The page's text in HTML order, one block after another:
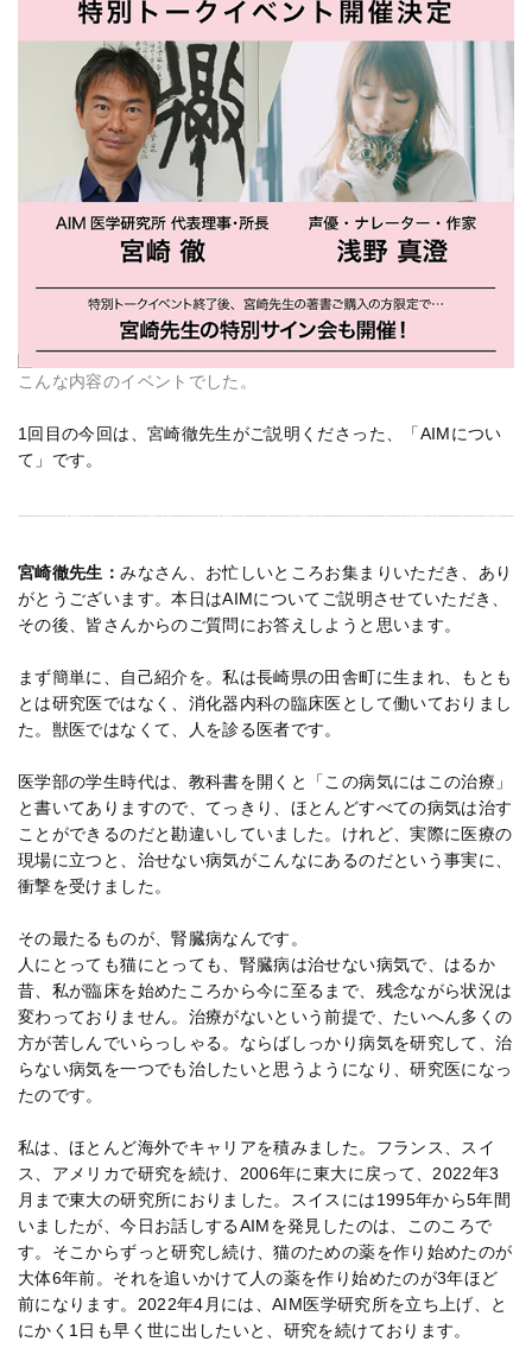
こんな内容のイベントでした。
1回目の今回は、宮崎徹先生がご説明くださった、「AIMについ
て」です。
宮崎徹先生：みなさん、お忙しいところお集まりいただき、あり
がとうございます。本日はAIMについてご説明させていただき、
その後、皆さんからのご質問にお答えしようと思います。
まず簡単に、自己紹介を。私は長崎県の田舎町に生まれ、もとも
とは研究医ではなく、消化器内科の臨床医として働いておりまし
た。獣医ではなくて、人を診る医者です。
医学部の学生時代は、教科書を開くと「この病気にはこの治療」
と書いてありますので、てっきり、ほとんどすべての病気は治す
ことができるのだと勘違いしていました。けれど、実際に医療の
現場に立つと、治せない病気がこんなにあるのだという事実に、
衝撃を受けました。
その最たるものが、腎臓病なんです。
人にとっても猫にとっても、腎臓病は治せない病気で、はるか
昔、私が臨床を始めたころから今に至るまで、残念ながら状況は
変わっておりません。治療がないという前提で、たいへん多くの
方が苦しんでいらっしゃる。ならばしっかり病気を研究して、治
らない病気を一つでも治したいと思うようになり、研究医になっ
たのです。
私は、ほとんど海外でキャリアを積みました。フランス、スイ
ス、アメリカで研究を続け、2006年に東大に戻って、2022年3
月まで東大の研究所におりました。スイスには1995年から5年間
いましたが、今日お話しするAIMを発見したのは、このころで
す。そこからずっと研究し続け、猫のための薬を作り始めたのが
大体6年前。それを追いかけて人の薬を作り始めたのが3年ほど
前になります。2022年4月には、AIM医学研究所を立ち上げ、と
にかく1日も早く世に出したいと、研究を続けております。